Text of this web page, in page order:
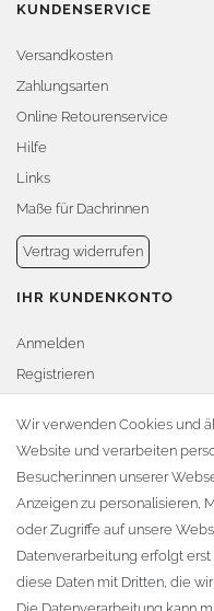
KUNDENSERVICE
Versandkosten
Zahlungsarten
Online Retourenservice
Hilfe
Links
Maße für Dachrinnen
Vertrag widerrufen
IHR KUNDENKONTO
Anmelden
Registrieren
Warenkorb
Zur Kasse
KONTAKT
Fa. Steffen Jost
Söbrigener Weg 50
D-01796 Pirna
Wir verwenden Cookies und
Website und verarbeiten
Besucher:innen unserer
Anzeigen zu personalisieren,
oder Zugriffe auf unsere
Datenverarbeitung erfolgt
diese Daten mit Dritten, die